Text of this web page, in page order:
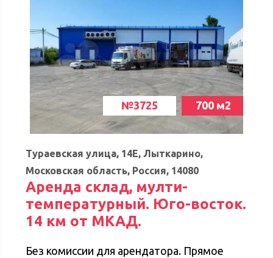
700 м2
№3725
Тураевская улица, 14Е, Лыткарино,
Московская область, Россия, 14080
Аренда склад, мулти-
температурный. Юго-восток.
14 км от МКАД.
Без комиссии для арендатора. Прямое